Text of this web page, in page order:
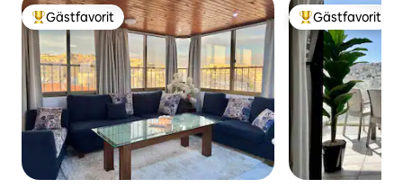
Populär gästfavorit
Gästfavorit Populär
Gästfavorit